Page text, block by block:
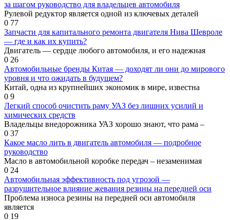
за шагом руководство для владельцев автомобиля
Рулевой редуктор является одной из ключевых деталей
0 77
Запчасти для капитального ремонта двигателя Нива Шевроле
— где и как их купить?
Двигатель — сердце любого автомобиля, и его надежная
0 26
Автомобильные бренды Китая — доходят ли они до мирового
уровня и что ожидать в будущем?
Китай, одна из крупнейших экономик в мире, известна
0 9
Легкий способ очистить раму УАЗ без лишних усилий и
химических средств
Владельцы внедорожника УАЗ хорошо знают, что рама –
0 37
Какое масло лить в двигатель автомобиля — подробное
руководство
Масло в автомобильной коробке передач – незаменимая
0 24
Автомобильная эффективность под угрозой —
разрушительное влияние жевания резины на передней оси
Проблема износа резины на передней оси автомобиля
является
0 19